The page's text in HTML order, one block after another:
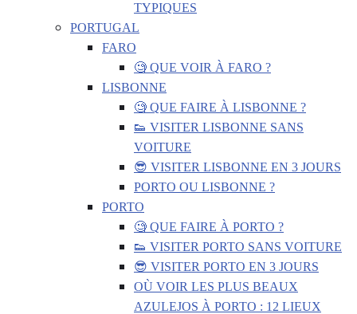
TYPIQUES
PORTUGAL
FARO
🧐 QUE VOIR À FARO ?
LISBONNE
🧐 QUE FAIRE À LISBONNE ?
👟 VISITER LISBONNE SANS
VOITURE
😎 VISITER LISBONNE EN 3 JOURS
PORTO OU LISBONNE ?
PORTO
🧐 QUE FAIRE À PORTO ?
👟 VISITER PORTO SANS VOITURE
😎 VISITER PORTO EN 3 JOURS
OÙ VOIR LES PLUS BEAUX
AZULEJOS À PORTO : 12 LIEUX